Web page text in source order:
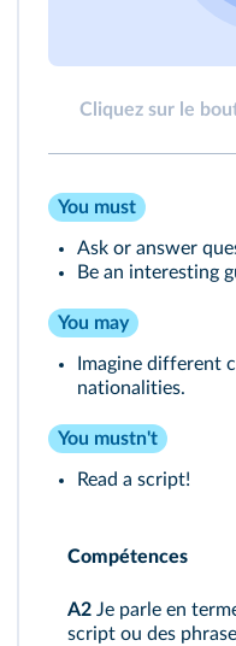
Cliquez sur le
You must
Ask or answer
Be an interesting
You may
Imagine different
nationalities.
You mustn't
Read a script!
Compétences
A2 Je parle en
script ou des